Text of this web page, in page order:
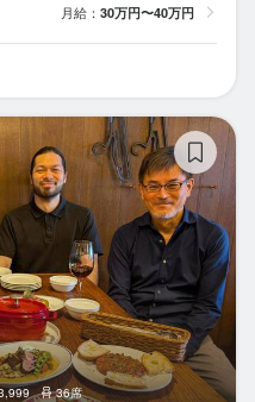
月給： 30万円〜40万円
36席